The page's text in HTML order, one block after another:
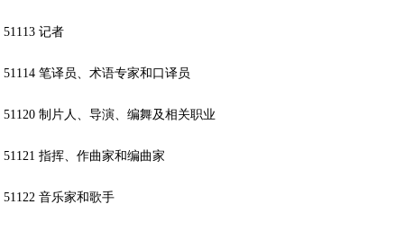
51113 记者
51114 笔译员、术语专家和口译员
51120 制片人、导演、编舞及相关职业
51121 指挥、作曲家和编曲家
51122 音乐家和歌手